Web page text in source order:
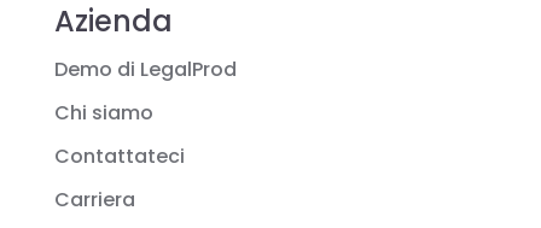
Azienda
Demo di LegalProd
Chi siamo
Contattateci
Carriera